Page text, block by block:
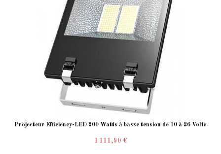
Projecteur Efficiency-LED 200 Watts à basse tension de 10 à 26 Volts
1 111,90 €